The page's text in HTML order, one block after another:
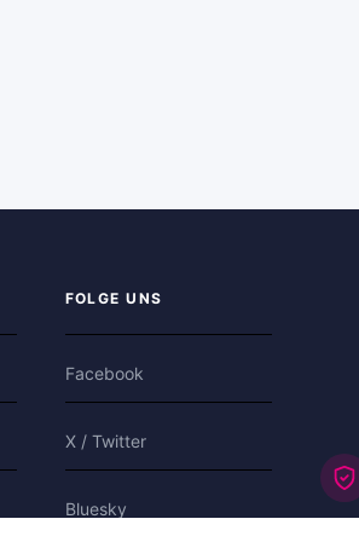
FOLGE UNS
Facebook
X / Twitter
Bluesky